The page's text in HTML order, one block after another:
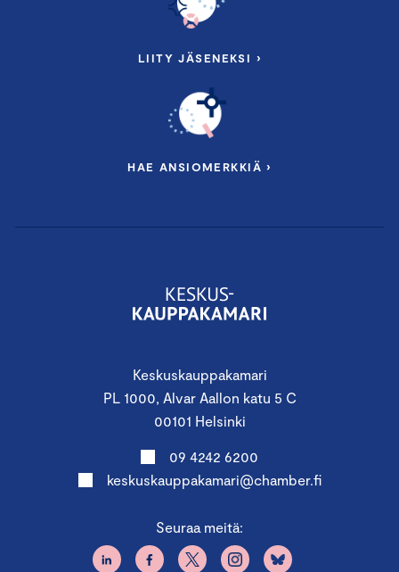
Keskuskauppakamari
PL 1000, Alvar Aallon katu 5 C
00101 Helsinki
09 4242 6200
keskuskauppakamari@chamber.fi
Seuraa meitä:
LIITY JÄSENEKSI ›
HAE ANSIOMERKKIÄ ›